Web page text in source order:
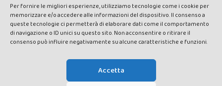
Per fornire le migliori esperienze, utilizziamo tecnologie come i cookie per
memorizzare e/o accedere alle informazioni del dispositivo. Il consenso a
queste tecnologie ci permetterà di elaborare dati come il comportamento
di navigazione o ID unici su questo sito. Non acconsentire o ritirare il
consenso può influire negativamente su alcune caratteristiche e funzioni.
Accetta
COLOPHON
Edizione Valdichiana Media Srl – P.IVA e C.F. 01377300528 – ROC
n.24374 – Testata giornalistica registrata presso il Tribunale di Siena
Unite 10, 53049 Torrita di Siena (SI)